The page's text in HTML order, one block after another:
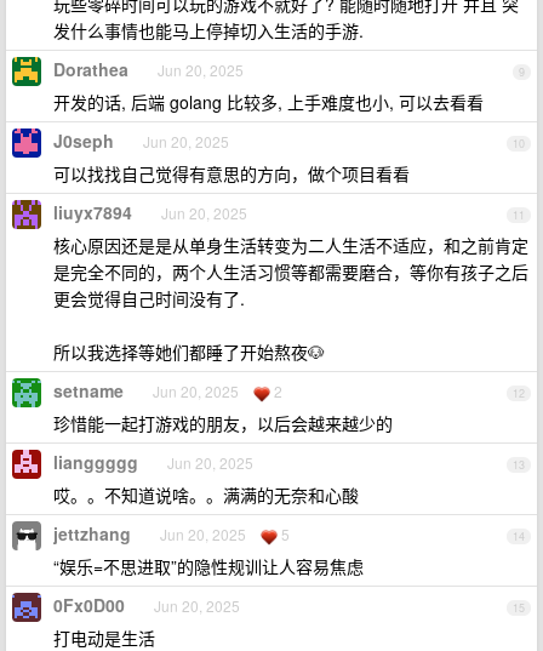
发什么事情也能马上停掉切入生活的手游.
9
Dorathea Jun 20, 2025
开发的话, 后端 golang 比较多, 上手难度也小, 可以去看看
10
J0seph Jun 20, 2025
可以找找自己觉得有意思的方向，做个项目看看
11
liuyx7894 Jun 20, 2025
核心原因还是是从单身生活转变为二人生活不适应，和之前肯定
是完全不同的，两个人生活习惯等都需要磨合，等你有孩子之后
更会觉得自己时间没有了.
所以我选择等她们都睡了开始熬夜🐶
12
setname Jun 20, 2025 2
珍惜能一起打游戏的朋友，以后会越来越少的
13
lianggggg Jun 20, 2025
哎。。不知道说啥。。满满的无奈和心酸
14
jettzhang Jun 20, 2025 5
“娱乐=不思进取”的隐性规训让人容易焦虑
15
0Fx0D00 Jun 20, 2025
打电动是生活